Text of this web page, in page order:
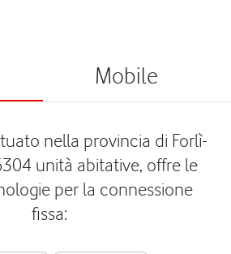
Mobile
nella provincia di Forlì-
unità abitative, offre le
per la connessione
fissa: